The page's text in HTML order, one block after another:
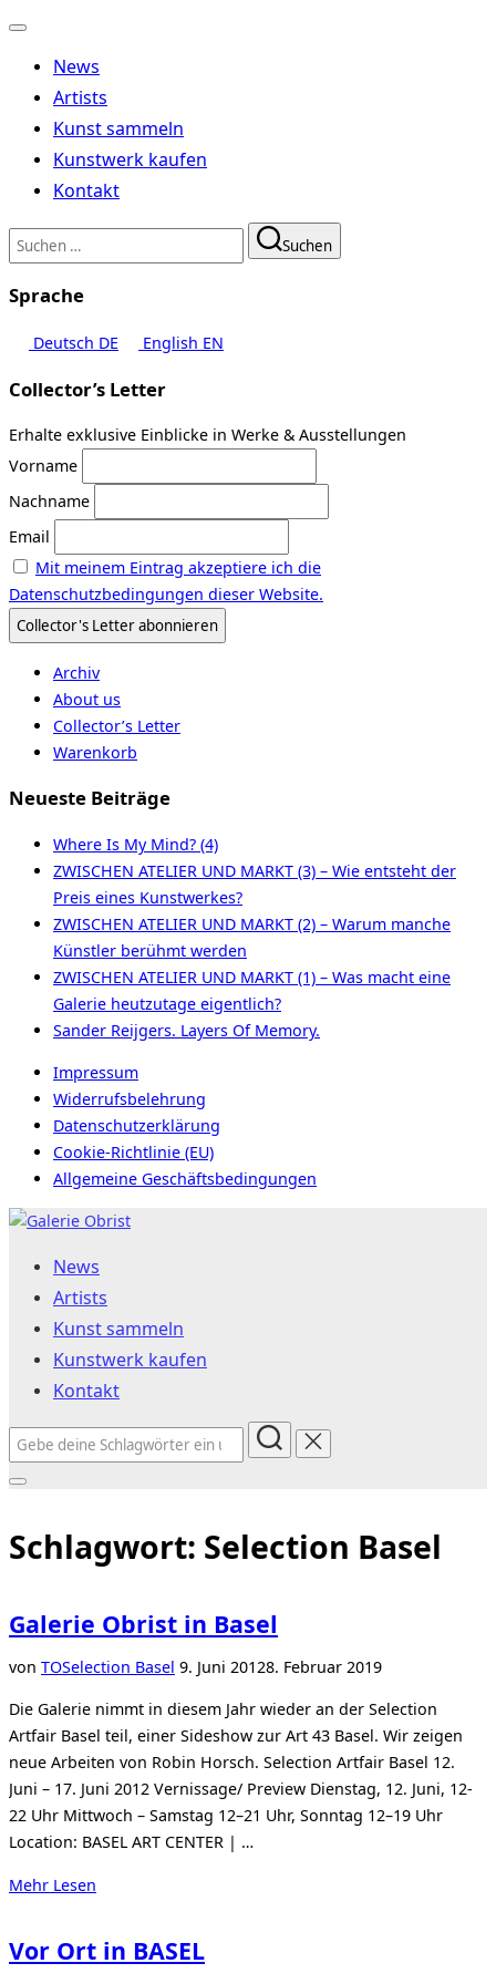
Navigation
umschalten
News
Artists
Kunst sammeln
Kunstwerk kaufen
Kontakt
Suchen
nach:
Suchen
Sprache
Deutsch DE English EN
Collector’s Letter
Erhalte exklusive Einblicke in Werke & Ausstellungen
Vorname
Nachname
Email
Mit meinem Eintrag akzeptiere ich die
Datenschutzbedingungen dieser Website.
Archiv
About us
Collector’s Letter
Warenkorb
Neueste Beiträge
Where Is My Mind? (4)
ZWISCHEN ATELIER UND MARKT (3) – Wie entsteht der
Preis eines Kunstwerkes?
ZWISCHEN ATELIER UND MARKT (2) – Warum manche
Künstler berühmt werden
ZWISCHEN ATELIER UND MARKT (1) – Was macht eine
Galerie heutzutage eigentlich?
Sander Reijgers. Layers Of Memory.
Impressum
Widerrufsbelehrung
Datenschutzerklärung
Cookie-Richtlinie (EU)
Allgemeine Geschäftsbedingungen
Zum
springenNews
Artists
Kunst sammeln
Kunstwerk kaufen
Kontakt
Suchen
nach:
Seitenleiste
Navigation
umschalten
Schlagwort: Selection Basel
Galerie Obrist in Basel
von TOSelection Basel Veröffentlicht
9. Juni 20128. Februar 2019
Die Galerie nimmt in diesem Jahr wieder an der Selection
Artfair Basel teil, einer Sideshow zur Art 43 Basel. Wir zeigen
neue Arbeiten von Robin Horsch. Selection Artfair Basel 12.
Juni – 17. Juni 2012 Vernissage/ Preview Dienstag, 12. Juni, 12-
22 Uhr Mittwoch – Samstag 12–21 Uhr, Sonntag 12–19 Uhr
Location: BASEL ART CENTER | …
Mehr über
in
Lesen
Vor Ort in BASEL